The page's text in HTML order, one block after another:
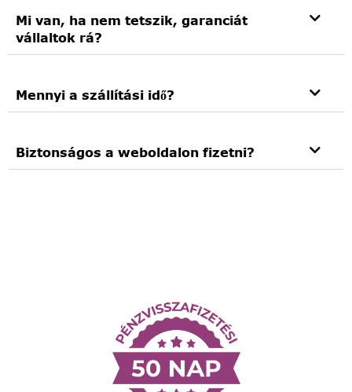
Mi van, ha nem tetszik, garanciát
vállaltok rá?
Mennyi a szállítási idő?
Biztonságos a weboldalon fizetni?